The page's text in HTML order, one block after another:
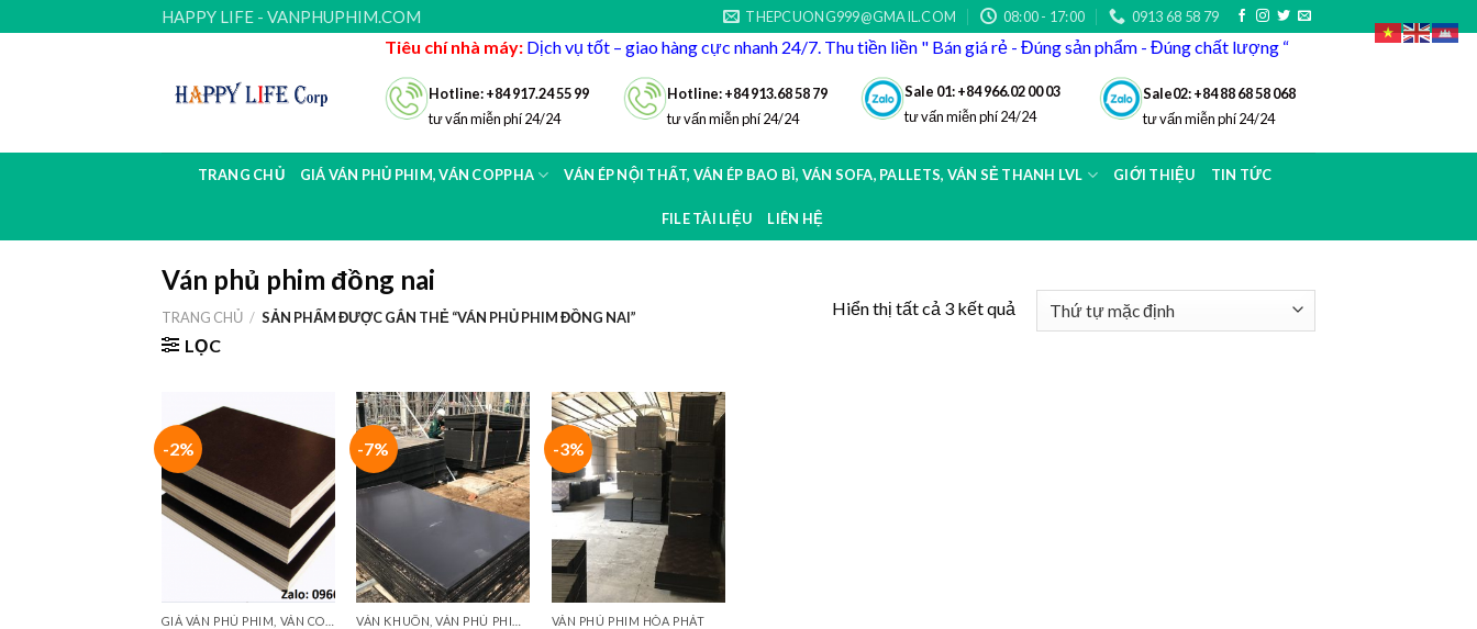
to
HAPPY LIFE - VANPHUPHIM.COM THEPCUONG999@GMAIL.COM 08:00 - 17:00 0913 68 58 79
Tiêu chí nhà máy: Dịch vụ tốt – giao hàng cực nhanh 24/7. Thu tiền liền " Bán giá rẻ - Đúng sản phẩm - Đúng chất lượng “
Hotline: +84 917.24 55 99
tư vấn miễn phí 24/24
Hotline: +84 913.68 58 79
tư vấn miễn phí 24/24
Sale 01: +84966.02 00 03
tư vấn miễn phí 24/24
Sale02: +84 88 68 58 068
tư vấn miễn phí 24/24
TRANG CHỦ GIÁ VÁN PHỦ PHIM, VÁN COPPHA VÁN ÉP NỘI THẤT, VÁN ÉP BAO BÌ, VÁN SOFA, PALLETS, VÁN SẺ THANH LVL GIỚI THIỆU TIN TỨC
FILE TÀI LIỆU LIÊN HỆ
Ván phủ phim đồng nai
TRANG CHỦ / SẢN PHẨM ĐƯỢC GẮN THẺ “VÁN PHỦ PHIM ĐỒNG NAI”
LỌC
Hiển thị tất cả 3 kết quả
-2% -7% -3%
VÁN PHỦ PHIM HÒA PHÁT